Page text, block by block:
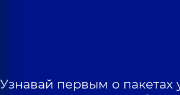
Узнавай первым о пакетах